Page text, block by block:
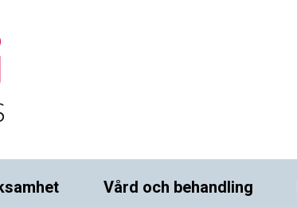
Vård och behandling